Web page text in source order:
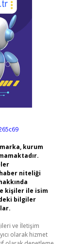
kurum
niteliği
kişiler ile isim
bilgiler
ve İletişim
olarak hizmet